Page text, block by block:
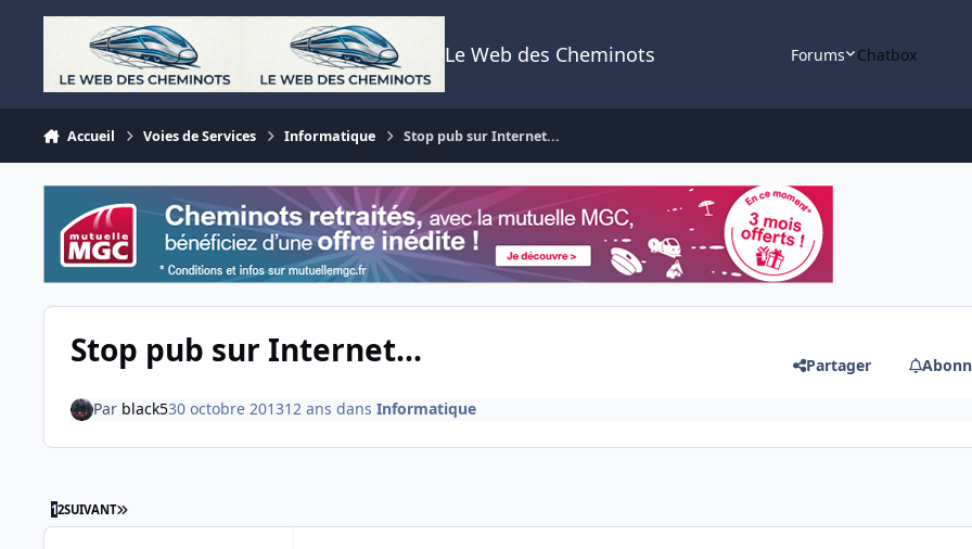
Aller au contenu
Le Web des Cheminots Forums Chatbox
Accueil Voies de Services Informatique Stop pub sur Internet...
Stop pub sur Internet... Partager
Par black530 octobre 201312 ans dans Informatique
12SUIVANT DERNIÈRE PAGE